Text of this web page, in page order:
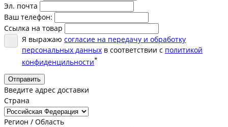
Эл. почта
Ваш телефон:
Ссылка на товар
Я выражаю согласие на передачу и обработку
персональных данных в соответствии с политикой
конфиденцильности*
Отправить
Введите адрес доставки
Страна
Регион / Область